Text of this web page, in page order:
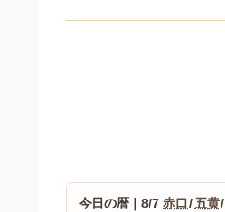
今日の暦｜8/7赤口 /五黄/